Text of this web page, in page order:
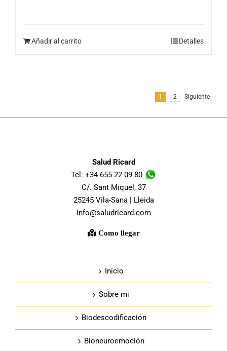
Añadir al carrito Detalles
1 2 Siguiente
Salud Ricard
Tel: +34 655 22 09 80
C/. Sant Miquel, 37
25245 Vila-Sana | Lleida
info@saludricard.com
Como llegar
Inicio
Sobre mi
Biodescodificación
Bioneuroemoción